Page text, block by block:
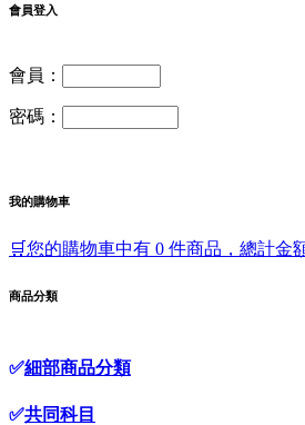
會員登入
會員：
密碼：
我的購物車
🛒您的購物車中有 0 件商品，總計金
商品分類
✅細部商品分類
✅共同科目